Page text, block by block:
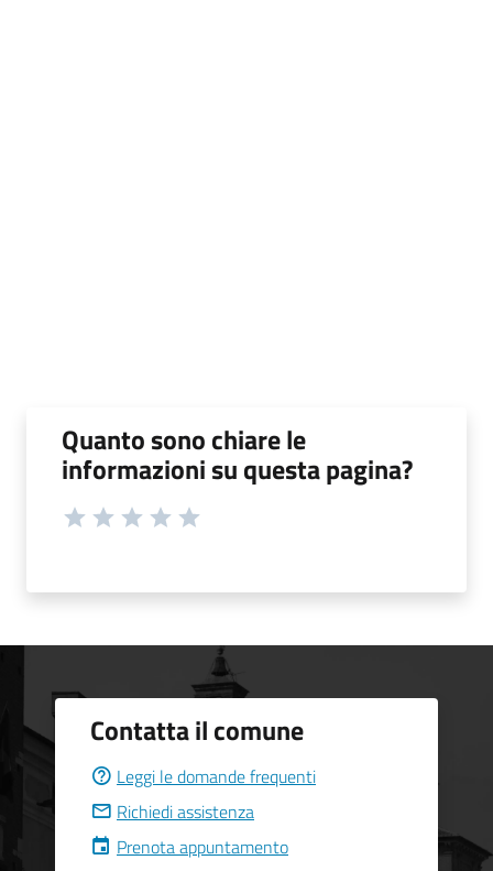
Quanto sono chiare le
informazioni su questa pagina?
Contatta il comune
Leggi le domande frequenti
Richiedi assistenza
Prenota appuntamento